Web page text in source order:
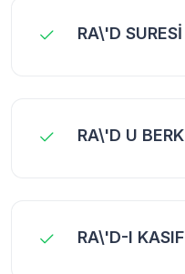
RA\'D SURESİ
RA\'D U BERK
RA\'D-I KASIF